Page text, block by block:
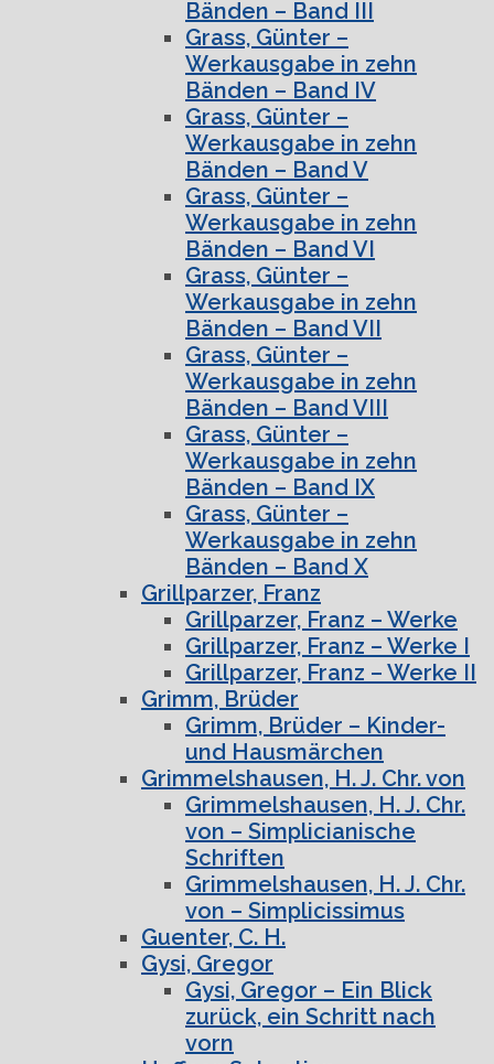
Bänden – Band III
Grass, Günter –
Werkausgabe in zehn
Bänden – Band IV
Grass, Günter –
Werkausgabe in zehn
Bänden – Band V
Grass, Günter –
Werkausgabe in zehn
Bänden – Band VI
Grass, Günter –
Werkausgabe in zehn
Bänden – Band VII
Grass, Günter –
Werkausgabe in zehn
Bänden – Band VIII
Grass, Günter –
Werkausgabe in zehn
Bänden – Band IX
Grass, Günter –
Werkausgabe in zehn
Bänden – Band X
Grillparzer, Franz
Grillparzer, Franz – Werke
Grillparzer, Franz – Werke I
Grillparzer, Franz – Werke II
Grimm, Brüder
Grimm, Brüder – Kinder-
und Hausmärchen
Grimmelshausen, H. J. Chr. von
Grimmelshausen, H. J. Chr.
von – Simplicianische
Schriften
Grimmelshausen, H. J. Chr.
von – Simplicissimus
Guenter, C. H.
Gysi, Gregor
Gysi, Gregor – Ein Blick
zurück, ein Schritt nach
vorn